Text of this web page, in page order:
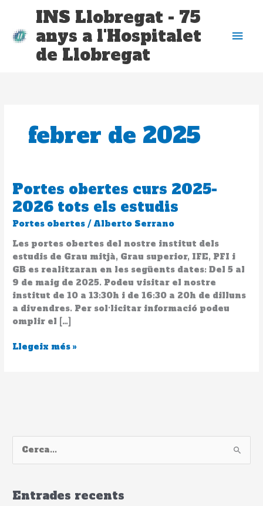
contingut
INS Llobregat - 75
anys a l'Hospitalet
de Llobregat
febrer de 2025
Portes obertes curs 2025-
2026 tots els estudis
Portes obertes / Alberto Serrano
Les portes obertes del nostre institut dels
estudis de Grau mitjà, Grau superior, IFE, PFI i
GB es realitzaran en les següents dates: Del 5 al
9 de maig de 2025. Podeu visitar el nostre
institut de 10 a 13:30h i de 16:30 a 20h de dilluns
a divendres. Per sol·licitar informació podeu
omplir el […]
Portes
obertes
curs
2025-
2026
tots
els
estudis
Llegeix més »
e
c
Entrades recents